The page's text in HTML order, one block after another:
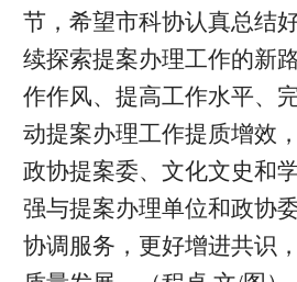
节，希望市科协认真总结
续探索提案办理工作的新
作作风、提高工作水平、
动提案办理工作提质增效
政协提案委、文化文史和
强与提案办理单位和政协
协调服务，更好增进共识